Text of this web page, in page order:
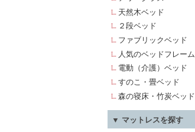
天然木ベッド
２段ベッド
ファブリックベッド
人気のベッドフレーム
電動（介護）ベッド
すのこ・畳ベッド
森の寝床・竹炭ベッド
▼ マットレスを探す